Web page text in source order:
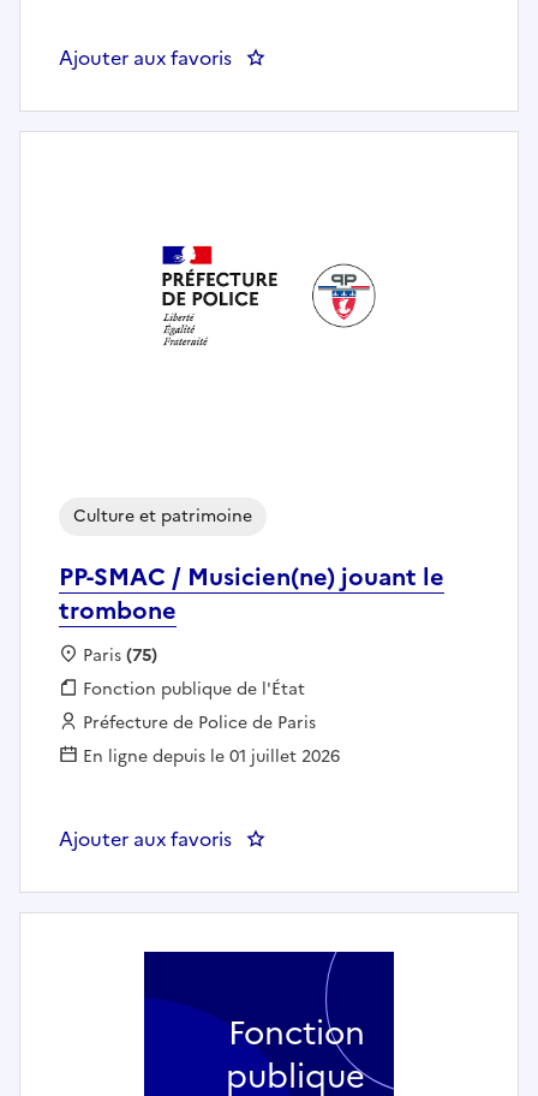
Ajouter aux favoris : PP-SMAC / Musicien(ne)
PP-SMAC / Musicien(ne) jouant le
trombone
Culture et patrimoine
Localisation :
Paris(75)
Fonction publique :
Fonction publique de l'État
Employeur :
Préfecture de Police de Paris
En ligne depuis le 01 juillet 2026
Ajouter aux favoris : PP-SMAC / Musicien(ne)
Fonction
publique